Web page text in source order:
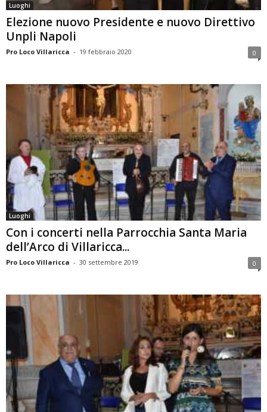
Luoghi
Elezione nuovo Presidente e nuovo Direttivo
Unpli Napoli
Pro Loco Villaricca - 19 febbraio 2020 0
Luoghi
Con i concerti nella Parrocchia Santa Maria
dell’Arco di Villaricca...
Pro Loco Villaricca - 30 settembre 2019 0